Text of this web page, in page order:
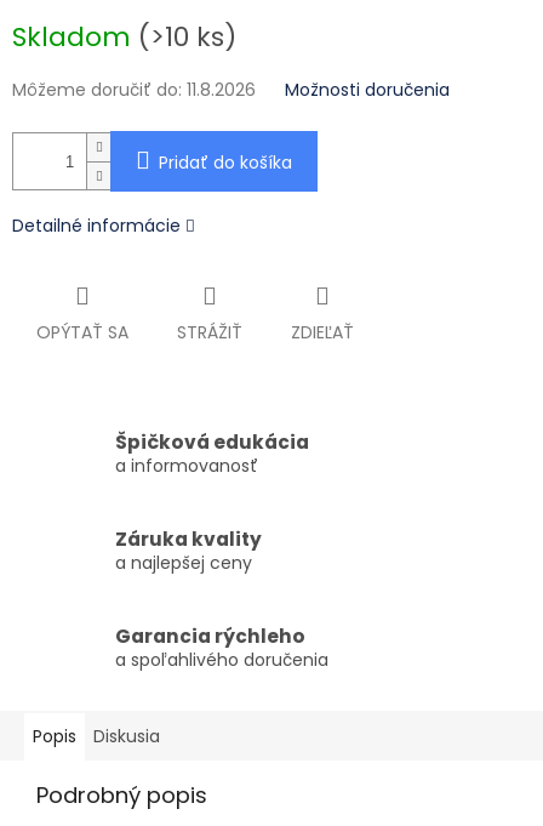
Skladom (>10 ks)
Môžeme doručiť do: 11.8.2026 Možnosti doručenia
Pridať do košíka
Detailné informácie
OPÝTAŤ SA STRÁŽIŤ ZDIEĽAŤ
Špičková edukácia
a informovanosť
Záruka kvality
a najlepšej ceny
Garancia rýchleho
a spoľahlivého doručenia
Popis Diskusia
Podrobný popis